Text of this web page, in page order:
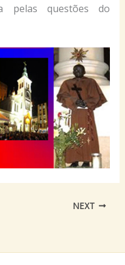
pelas questões do
NEXT